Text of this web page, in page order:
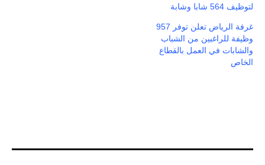
لتوظيف 564 شابا وشابة
غرفة الرياض تعلن توفر 957
وظيفة للراغبين من الشباب
والشابات في العمل بالقطاع
الخاص